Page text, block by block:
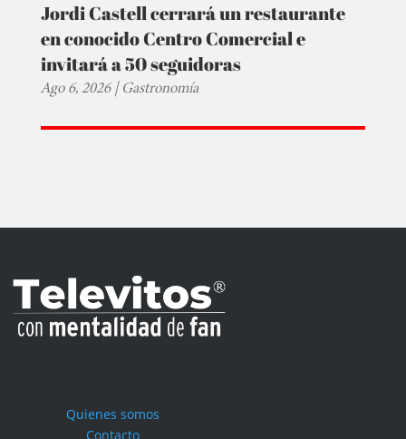
Jordi Castell cerrará un restaurante
en conocido Centro Comercial e
invitará a 50 seguidoras
Ago 6, 2026|Gastronomía
Quienes somos
Contacto